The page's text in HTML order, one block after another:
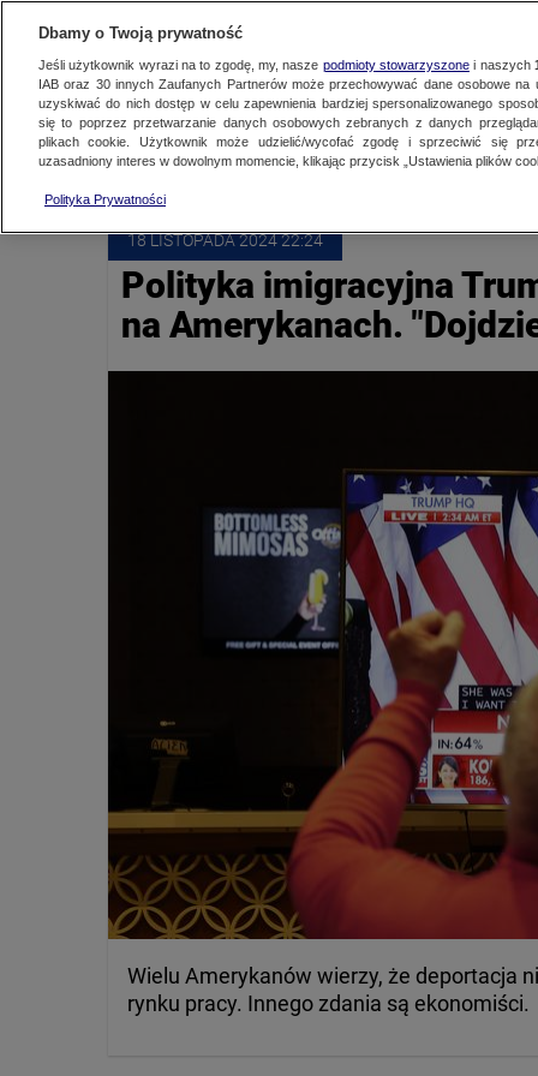
PARTIA REPUBLIKAŃSKA
Polityka imigracyjna
na Amerykanach.
Wielu Amerykanów wierzy, że deportacja
rynku pracy. Innego zdania są ekonomiści.
18 LISTOPADA 2024 22:24
Dbamy o Twoją prywatność
Jeśli użytkownik wyrazi na to zgodę, my, nasze podmioty stowarzyszonei naszych
IAB oraz 30innych Zaufanych Partnerów może przechowywać dane osobowe na
uzyskiwać do nich dostęp w celu zapewnienia bardziej spersonalizowanego
się to poprzez przetwarzanie danych osobowych zebranych z danych
plikach cookie. Użytkownik może udzielić/wycofać zgodę i sprzeciwić się
uzasadniony interes w dowolnym momencie, klikając przycisk „Ustawienia plików
Polityka Prywatności